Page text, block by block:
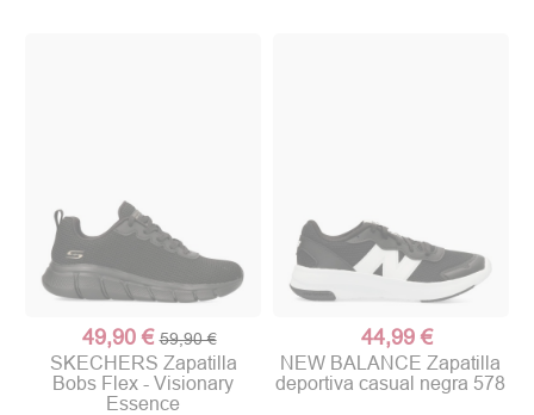
49,90 € 59,90 €
SKECHERS Zapatilla
Bobs Flex - Visionary
Essence
44,99 €
NEW BALANCE Zapatilla
deportiva casual negra 578